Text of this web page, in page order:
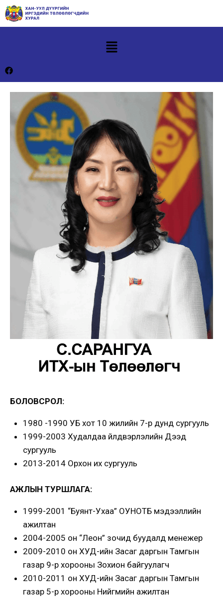
БОЛОВСРОЛ:
1980 -1990 УБ хот 10 жилийн 7-р дунд сургууль
1999-2003 Худалдаа Үйлдвэрлэлийн Дээд
сургууль
2013-2014 Орхон их сургууль
АЖЛЫН ТУРШЛАГА:
1999-2001 “Буянт-Ухаа” ОУНОТБ мэдээллийн
ажилтан
2004-2005 он “Леон” зочид буудалд менежер
2009-2010 он ХУД-ийн Засаг даргын Тамгын
газар 9-р хорооны Зохион байгуулагч
2010-2011 он ХУД-ийн Засаг даргын Тамгын
газар 5-р хорооны Нийгмийн ажилтан